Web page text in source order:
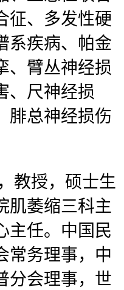
征、多发性硬
系疾病、帕金
、臂丛神经损
、尺神经损
腓总神经损伤
教授，硕士生
肌萎缩三科主
主任。中国民
常务理事，中
分会理事，世